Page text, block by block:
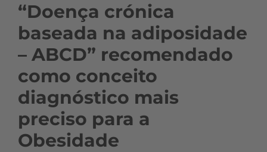
“Doença crónica
baseada na adiposidade
– ABCD” recomendado
como conceito
diagnóstico mais
preciso para a
Obesidade